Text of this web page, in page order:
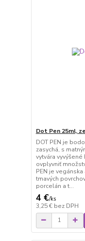
Dot Pen 25ml,
DOT PEN je
zasychá, s
vytvára
ovplyvniť
PEN je
tmavých
porcelán a t...
4 €/ks
3,25 € bez DPH